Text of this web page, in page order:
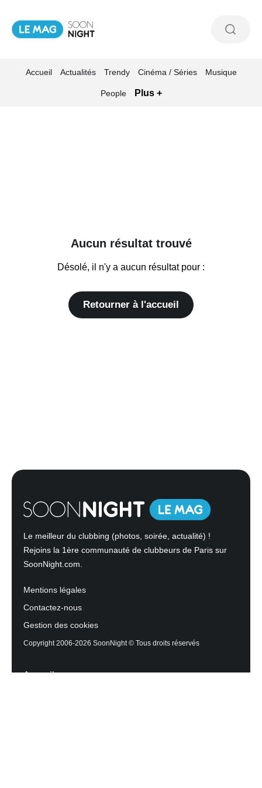
Accueil Actualités Trendy Cinéma / Séries Musique
People Plus +
Aucun résultat trouvé
Désolé, il n'y a aucun résultat pour :
Retourner à l'accueil
Le meilleur du clubbing (photos, soirée, actualité) !
Rejoins la 1ère communauté de clubbeurs de Paris sur
SoonNight.com.
Mentions légales
Contactez-nous
Gestion des cookies
Copyright 2006-2026 SoonNight © Tous droits réservés
Accueil